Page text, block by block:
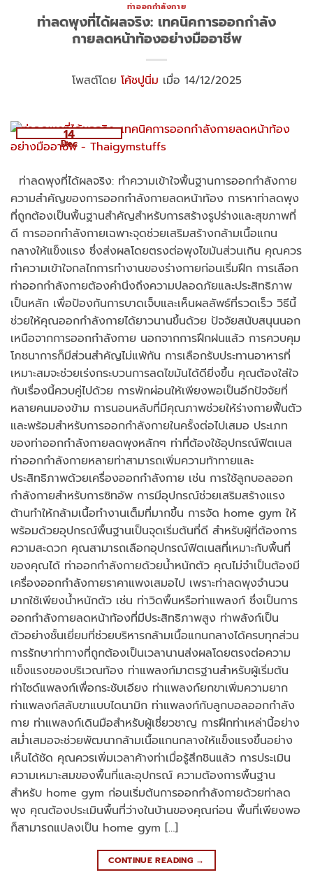
ท่าออกกำลังกาย
ท่าลดพุงที่ได้ผลจริง: เทคนิคการออกกำลัง
กายลดหน้าท้องอย่างมืออาชีพ
โพสต์โดย โค้ชปูนิ่ม เมื่อ 14/12/2025
14
Dec
ท่าลดพุงที่ได้ผลจริง: ทำความเข้าใจพื้นฐานการออกกำลังกาย
ความสำคัญของการออกกำลังกายลดหน้าท้อง การหาท่าลดพุง
ที่ถูกต้องเป็นพื้นฐานสำคัญสำหรับการสร้างรูปร่างและสุขภาพที่
ดี การออกกำลังกายเฉพาะจุดช่วยเสริมสร้างกล้ามเนื้อแกน
กลางให้แข็งแรง ซึ่งส่งผลโดยตรงต่อพุงไขมันส่วนเกิน คุณควร
ทำความเข้าใจกลไกการทำงานของร่างกายก่อนเริ่มฝึก การเลือก
ท่าออกกำลังกายต้องคำนึงถึงความปลอดภัยและประสิทธิภาพ
เป็นหลัก เพื่อป้องกันการบาดเจ็บและเห็นผลลัพธ์ที่รวดเร็ว วิธีนี้
ช่วยให้คุณออกกำลังกายได้ยาวนานขึ้นด้วย ปัจจัยสนับสนุนนอก
เหนือจากการออกกำลังกาย นอกจากการฝึกฝนแล้ว การควบคุม
โภชนาการก็มีส่วนสำคัญไม่แพ้กัน การเลือกรับประทานอาหารที่
เหมาะสมจะช่วยเร่งกระบวนการลดไขมันได้ดียิ่งขึ้น คุณต้องใส่ใจ
กับเรื่องนี้ควบคู่ไปด้วย การพักผ่อนให้เพียงพอเป็นอีกปัจจัยที่
หลายคนมองข้าม การนอนหลับที่มีคุณภาพช่วยให้ร่างกายฟื้นตัว
และพร้อมสำหรับการออกกำลังกายในครั้งต่อไปเสมอ ประเภท
ของท่าออกกำลังกายลดพุงหลักๆ ท่าที่ต้องใช้อุปกรณ์ฟิตเนส
ท่าออกกำลังกายหลายท่าสามารถเพิ่มความท้าทายและ
ประสิทธิภาพด้วยเครื่องออกกำลังกาย เช่น การใช้ลูกบอลออก
กำลังกายสำหรับการซิทอัพ การมีอุปกรณ์ช่วยเสริมสร้างแรง
ต้านทำให้กล้ามเนื้อทำงานเต็มที่มากขึ้น การจัด home gym ให้
พร้อมด้วยอุปกรณ์พื้นฐานเป็นจุดเริ่มต้นที่ดี สำหรับผู้ที่ต้องการ
ความสะดวก คุณสามารถเลือกอุปกรณ์ฟิตเนสที่เหมาะกับพื้นที่
ของคุณได้ ท่าออกกำลังกายด้วยน้ำหนักตัว คุณไม่จำเป็นต้องมี
เครื่องออกกำลังกายราคาแพงเสมอไป เพราะท่าลดพุงจำนวน
มากใช้เพียงน้ำหนักตัว เช่น ท่าวิดพื้นหรือท่าแพลงก์ ซึ่งเป็นการ
ออกกำลังกายลดหน้าท้องที่มีประสิทธิภาพสูง ท่าพลังก์เป็น
ตัวอย่างชั้นเยี่ยมที่ช่วยบริหารกล้ามเนื้อแกนกลางได้ครบทุกส่วน
การรักษาท่าทางที่ถูกต้องเป็นเวลานานส่งผลโดยตรงต่อความ
แข็งแรงของบริเวณท้อง ท่าแพลงก์มาตรฐานสำหรับผู้เริ่มต้น
ท่าไซด์แพลงก์เพื่อกระชับเอียง ท่าแพลงก์ยกขาเพิ่มความยาก
ท่าแพลงก์สลับขาแบบไดนามิก ท่าแพลงก์กับลูกบอลออกกำลัง
กาย ท่าแพลงก์เดินมือสำหรับผู้เชี่ยวชาญ การฝึกท่าเหล่านี้อย่าง
สม่ำเสมอจะช่วยพัฒนากล้ามเนื้อแกนกลางให้แข็งแรงขึ้นอย่าง
เห็นได้ชัด คุณควรเพิ่มเวลาค้างท่าเมื่อรู้สึกชินแล้ว การประเมิน
ความเหมาะสมของพื้นที่และอุปกรณ์ ความต้องการพื้นฐาน
สำหรับ home gym ก่อนเริ่มต้นการออกกำลังกายด้วยท่าลด
พุง คุณต้องประเมินพื้นที่ว่างในบ้านของคุณก่อน พื้นที่เพียงพอ
ก็สามารถแปลงเป็น home gym […]
CONTINUE READING →